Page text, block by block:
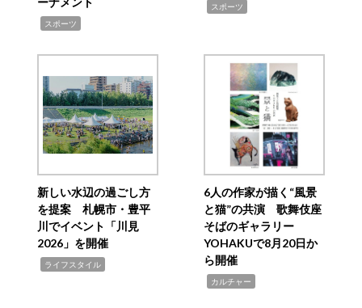
スポーツ
スポーツ
新しい水辺の過ごし方
を提案 札幌市・豊平
川でイベント「川見
2026」を開催
ライフスタイル
6人の作家が描く“風景
と猫”の共演 歌舞伎座
そばのギャラリー
YOHAKUで8月20日か
ら開催
カルチャー